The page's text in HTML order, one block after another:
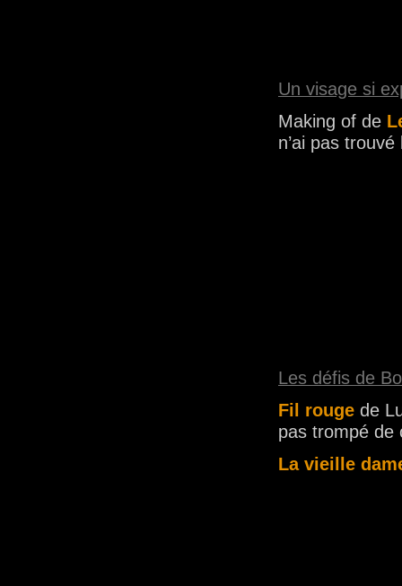
Un visage si
Making of de
n’ai pas trouvé
Les défis de
Fil rouge de
pas trompé
La vieille